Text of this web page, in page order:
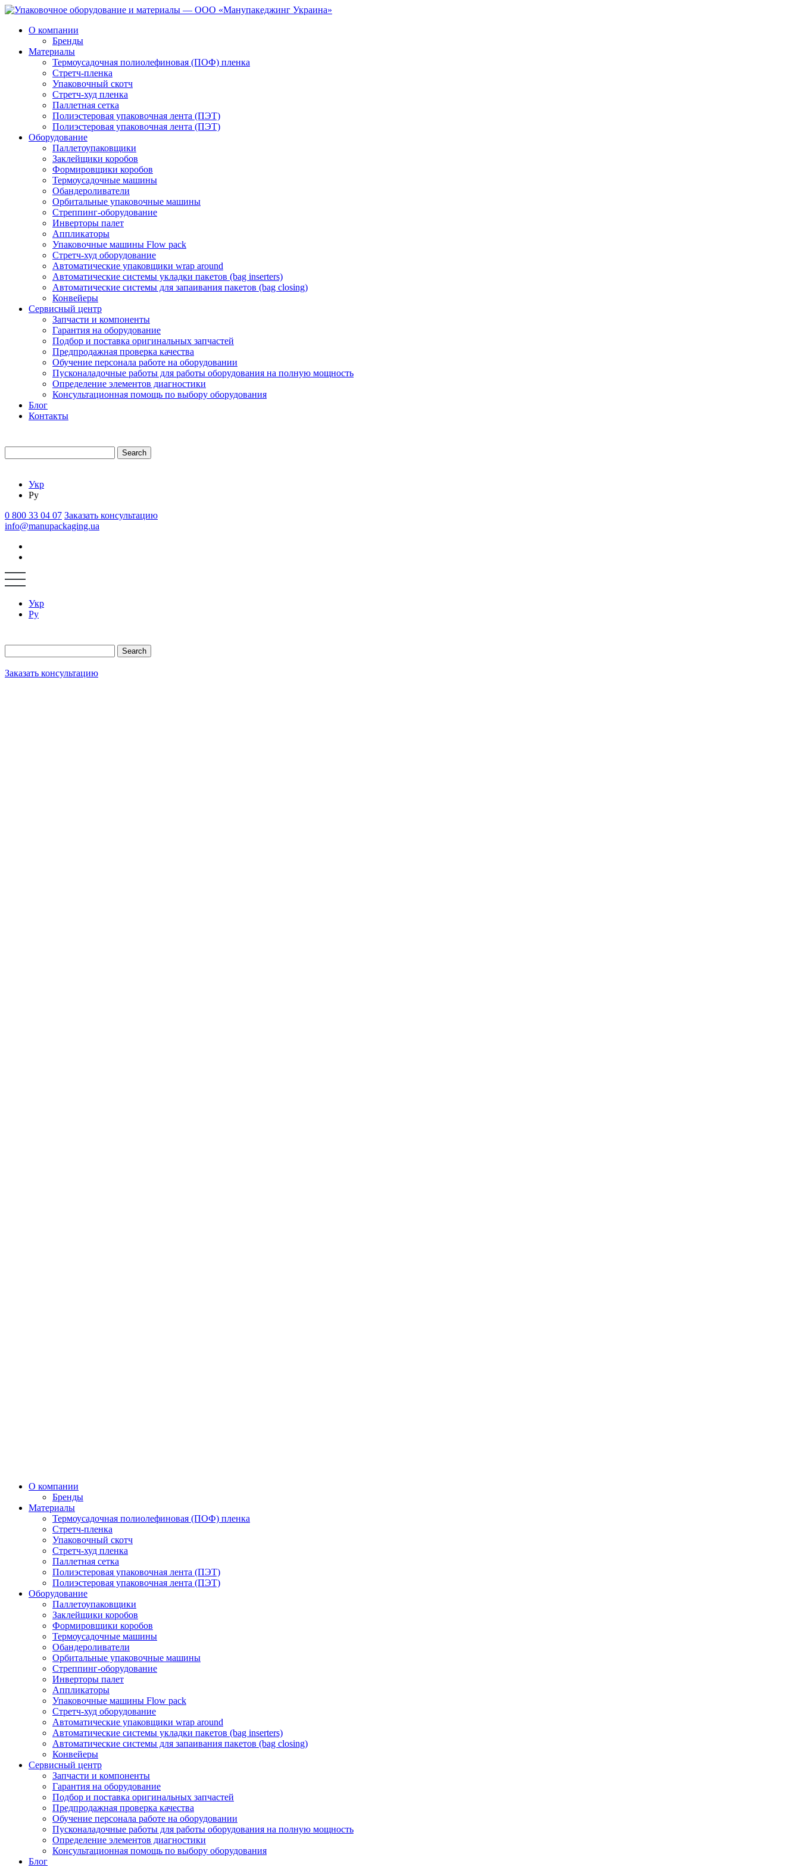
О компании
Бренды
Материалы
Термоусадочная полиолефиновая (ПОФ) пленка
Стретч-пленка
Упаковочный скотч
Стретч-худ пленка
Паллетная сетка
Полиэстеровая упаковочная лента (ПЭТ)
Полиэстеровая упаковочная лента (ПЭТ)
Оборудование
Паллетоупаковщики
Заклейщики коробов
Формировщики коробов
Термоусадочные машины
Обандероливатели
Орбитальные упаковочные машины
Стреппинг-оборудование
Инверторы палет
Аппликаторы
Упаковочные машины Flow pack
Стретч-худ оборудование
Автоматические упаковщики wrap around
Автоматические системы укладки пакетов (bag inserters)
Автоматические системы для запаивания пакетов (bag closing)
Конвейеры
Сервисный центр
Запчасти и компоненты
Гарантия на оборудование
Подбор и поставка оригинальных запчастей
Предпродажная проверка качества
Обучение персонала работе на оборудовании
Пусконаладочные работы для работы оборудования на полную мощность
Определение элементов диагностики
Консультационная помощь по выбору оборудования
Блог
Контакты
Search
Укр
Ру
0 800 33 04 07 Заказать консультацию
info@manupackaging.ua
Укр
Ру
Search
Заказать консультацию
О компании
Бренды
Материалы
Термоусадочная полиолефиновая (ПОФ) пленка
Стретч-пленка
Упаковочный скотч
Стретч-худ пленка
Паллетная сетка
Полиэстеровая упаковочная лента (ПЭТ)
Полиэстеровая упаковочная лента (ПЭТ)
Оборудование
Паллетоупаковщики
Заклейщики коробов
Формировщики коробов
Термоусадочные машины
Обандероливатели
Орбитальные упаковочные машины
Стреппинг-оборудование
Инверторы палет
Аппликаторы
Упаковочные машины Flow pack
Стретч-худ оборудование
Автоматические упаковщики wrap around
Автоматические системы укладки пакетов (bag inserters)
Автоматические системы для запаивания пакетов (bag closing)
Конвейеры
Сервисный центр
Запчасти и компоненты
Гарантия на оборудование
Подбор и поставка оригинальных запчастей
Предпродажная проверка качества
Обучение персонала работе на оборудовании
Пусконаладочные работы для работы оборудования на полную мощность
Определение элементов диагностики
Консультационная помощь по выбору оборудования
Блог